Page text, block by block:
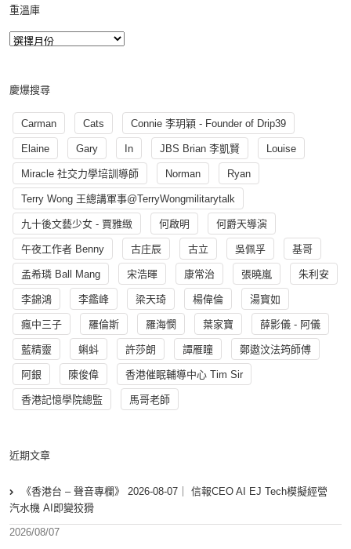
重溫庫
慶爆搜尋
Carman Cats Connie 李玥穎 - Founder of Drip39
Elaine Gary In JBS Brian 李凱賢 Louise
Miracle 社交力學培訓導師 Norman Ryan
Terry Wong 王總講軍事@TerryWongmilitarytalk
九十後文藝少女 - 賈雅緻 何啟明 何爵天導演
午夜工作者 Benny 古庄辰 古立 吳佩孚 基哥
孟希璘 Ball Mang 宋浩暉 康常治 張曉嵐 朱利安
李錦鴻 李鑑峰 梁天琦 楊偉倫 湯寳如
瘋中三子 羅倫斯 羅海憫 葉家寶 薛影儀 - 阿儀
藍精靈 蝌蚪 許莎朗 譚雁瞳 鄭遨汶法筠師傅
阿銀 陳俊偉 香港催眠輔導中心 Tim Sir
香港記憶學院總監 馬哥老師
近期文章
《香港台 – 聲音專欄》 2026-08-07｜ 信報CEO AI EJ Tech模擬經營
汽水機 AI即變狡猾
2026/08/07